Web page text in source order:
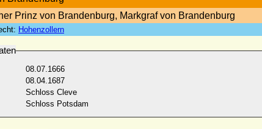
Prinz von Brandenburg, Markgraf von Brandenburg
Hohenzollern
08.07.1666
08.04.1687
Schloss Cleve
Schloss Potsdam